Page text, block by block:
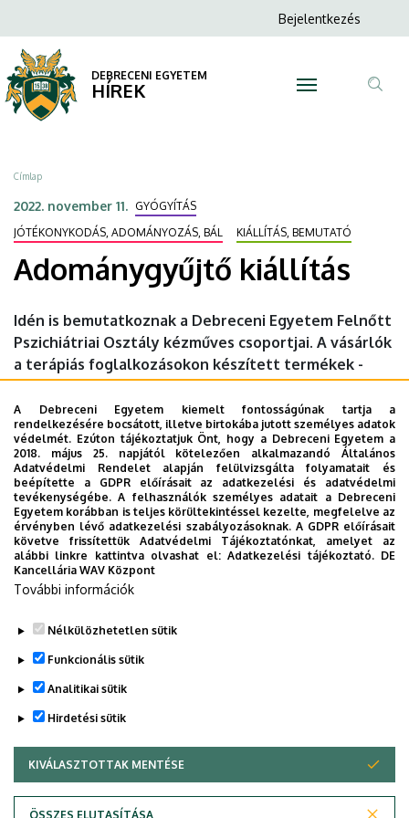
kiállítás
|
DEBRECENI
EGYETEM
a
tartalomra
Anonim
menüje
Bejelentkezés
DEBRECENI EGYETEM
HÍREK
Morzsa
Címlap
2022. november 11. GYÓGYÍTÁS
JÓTÉKONYKODÁS, ADOMÁNYOZÁS, BÁL
KIÁLLÍTÁS, BEMUTATÓ
Adománygyűjtő kiállítás
Idén is bemutatkoznak a Debreceni Egyetem Felnőtt
Pszichiátriai Osztály kézműves csoportjai. A vásárlók
a terápiás foglalkozásokon készített termékek -
kerámiák, vesszőkosarak, patchwork és hímzett
táskák, párnák, levendulazsákok, szőttesek,
szalmadíszek – közül választhatnak.
Időpont:2022. november 11. péntek 8.30-12.30
Helyszín: DE KK Kenézy Campus főbejárata, a Posta mellett
(Debrecen, Bartók Béla út 2-26.)
Dokumentumok
plakát (417.45 KB)
A Debreceni Egyetem kiemelt fontosságúnak tartja a
rendelkezésére bocsátott, illetve birtokába jutott személyes adatok
védelmét. Ezúton tájékoztatjuk Önt, hogy a Debreceni Egyetem a
2018. május 25. napjától kötelezően alkalmazandó Általános
Adatvédelmi Rendelet alapján felülvizsgálta folyamatait és
beépítette a GDPR előírásait az adatkezelési és adatvédelmi
tevékenységébe. A felhasználók személyes adatait a Debreceni
Egyetem korábban is teljes körültekintéssel kezelte, megfelelve az
érvényben lévő adatkezelési szabályozásoknak. A GDPR előírásait
követve frissítettük Adatvédelmi Tájékoztatónkat, amelyet az
alábbi linkre kattintva olvashat el:Adatkezelési tájékoztató. DE
Kancellária WAV Központ
További információk
Nélkülözhetetlen sütik
Funkcionális sütik
Analitikai sütik
Hirdetési sütik
KIVÁLASZTOTTAK MENTÉSE
ÖSSZES ELUTASÍTÁSA
WITHDRAW CONSENT